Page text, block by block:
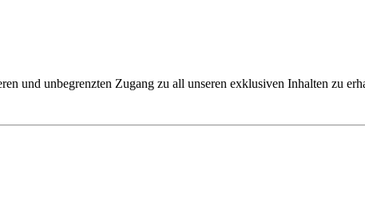
und unbegrenzten Zugang zu all unseren exklusiven Inhalten zu